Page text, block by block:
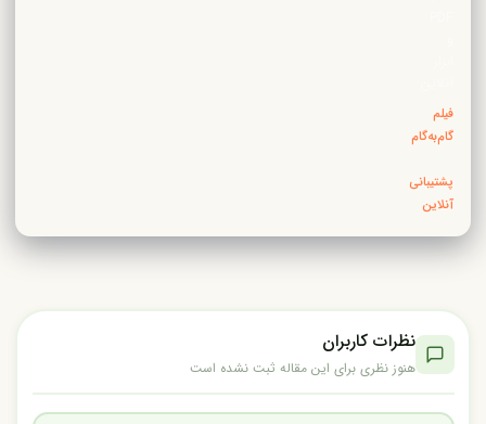
فیلم
گام‌به‌گام
پشتیبانی
آنلاین
نظرات کاربران
هنوز نظری برای این مقاله ثبت نشده است